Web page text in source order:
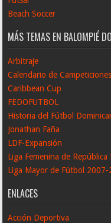
Beach Soccer
MÁS TEMAS EN BALOMPIÉ
Arbitraje
Calendario de
Caribbean Cup
FEDOFUTBOL
Historia del Fútbol
Jonathan Faña
LDF-Expansión
Liga Femenina de República
Liga Mayor de Fútbol 2007-
ENLACES
Acción Deportiva